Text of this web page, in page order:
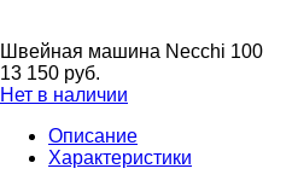
Швейная машина Necchi 100
13 150 руб.
Нет в наличии
Описание
Характеристики